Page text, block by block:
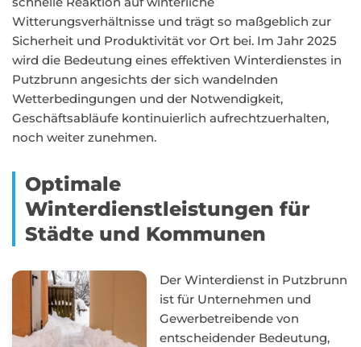
Witterungsverhältnisse und trägt so maßgeblich zur
Sicherheit und Produktivität vor Ort bei. Im Jahr 2025
wird die Bedeutung eines effektiven Winterdienstes in
Putzbrunn angesichts der sich wandelnden
Wetterbedingungen und der Notwendigkeit,
Geschäftsabläufe kontinuierlich aufrechtzuerhalten,
noch weiter zunehmen.
Optimale
Winterdienstleistungen für
Städte und Kommunen
Der Winterdienst in Putzbrunn
ist für Unternehmen und
Gewerbetreibende von
entscheidender Bedeutung,